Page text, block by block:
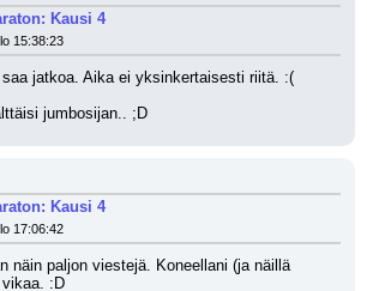
Kausi 4
15:38:23
jatkoa. Aika ei yksinkertaisesti riitä. :(
jumbosijan.. ;D
Kausi 4
17:06:42
näin paljon viestejä. Koneellani (ja näillä
:D